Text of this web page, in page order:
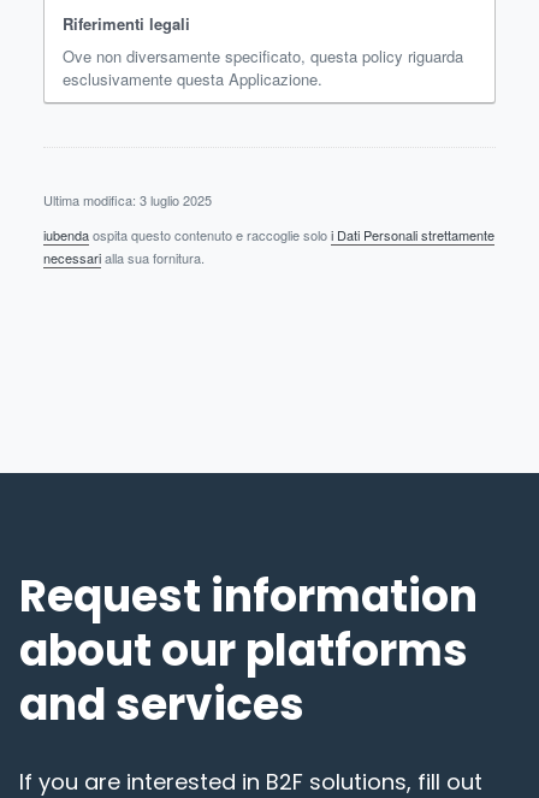
Riferimenti legali
Ove non diversamente specificato, questa policy riguarda
esclusivamente questa Applicazione.
Ultima modifica: 3 luglio 2025
iubendaospita questo contenuto e raccoglie soloi Dati Personali strettamente
necessarialla sua fornitura.
Request information
about our platforms
and services
If you are interested in B2F solutions, fill out